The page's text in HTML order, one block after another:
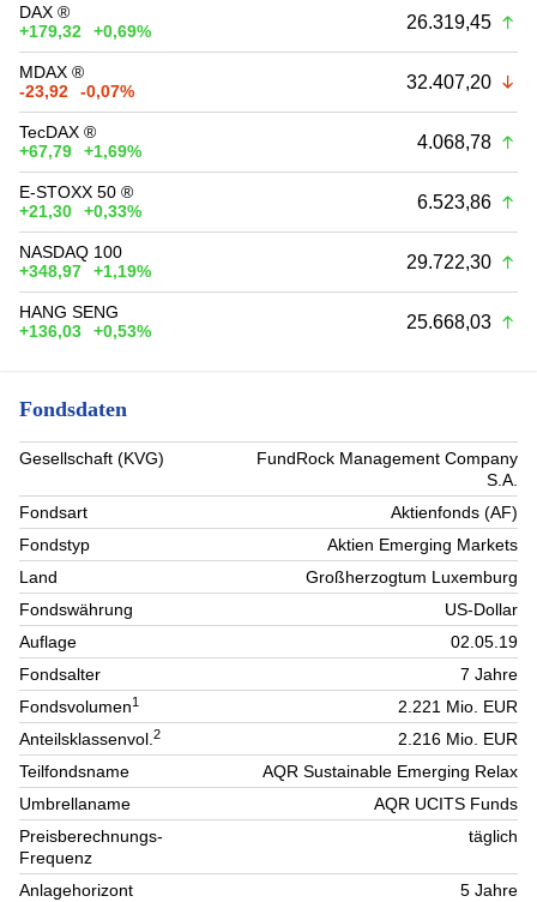
DAX ®
+179,32
+0,69% 26.319,45
MDAX ®
-23,92
-0,07% 32.407,20
TecDAX ®
+67,79
+1,69% 4.068,78
E-STOXX 50 ®
+21,30
+0,33% 6.523,86
NASDAQ 100
+348,97
+1,19% 29.722,30
HANG SENG
+136,03
+0,53% 25.668,03
Fondsdaten
Gesellschaft (KVG)
FundRock Management Company
S.A.
Fondsart
Aktienfonds (AF)
Fondstyp
Aktien Emerging Markets
Land
Großherzogtum Luxemburg
Fondswährung
US-Dollar
Auflage
02.05.19
Fondsalter
7 Jahre
Fondsvolumen1
2.221 Mio. EUR
Anteilsklassenvol.2
2.216 Mio. EUR
Teilfondsname
AQR Sustainable Emerging Relax
Umbrellaname
AQR UCITS Funds
Preisberechnungs-
Frequenz
täglich
Anlagehorizont
5 Jahre